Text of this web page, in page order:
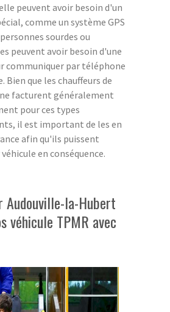
peuvent avoir besoin d'un
comme un système GPS
sourdes ou
peuvent avoir besoin d'une
communiquer par téléphone
Bien que les chauffeurs de
ne facturent généralement
pour ces types
il est important de les en
afin qu'ils puissent
en conséquence.
Audouville-la-Hubert
véhicule TPMR avec